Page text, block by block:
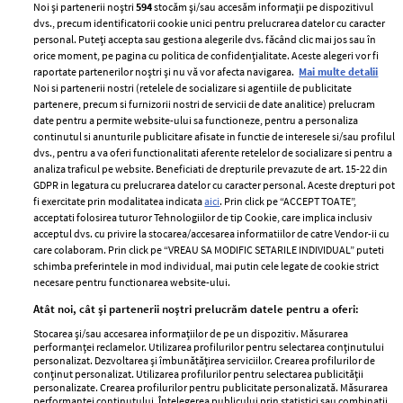
ELLE Style Awards
2024
Despre ELLE
Romania
Contact
Abonamente
Termeni si conditii
Politica de
confidențialitate
Politica de cookies
Publicitate
GSP
Unica
Baby
femei
Viva
Avantaje
Noi și partenerii noștri594stocăm și/sau accesăm informații pe dispozitivul
dvs., precum identificatorii cookie unici pentru prelucrarea datelor cu caracter
personal. Puteți accepta sau gestiona alegerile dvs. făcând clic mai jos sau în
orice moment, pe pagina cu politica de confidențialitate. Aceste alegeri vor fi
raportate partenerilor noștri și nu vă vor afecta navigarea. Mai multe detalii
Noi si partenerii nostri (retelele de socializare si agentiile de publicitate
partenere, precum si furnizorii nostri de servicii de date analitice) prelucram
date pentru a permite website-ului sa functioneze, pentru a personaliza
continutul si anunturile publicitare afisate in functie de interesele si/sau profilul
dvs., pentru a va oferi functionalitati aferente retelelor de socializare si pentru a
analiza traficul pe website. Beneficiati de drepturile prevazute de art. 15-22 din
GDPR in legatura cu prelucrarea datelor cu caracter personal. Aceste drepturi pot
fi exercitate prin modalitatea indicataaici. Prin click pe “ACCEPT TOATE”,
acceptati folosirea tuturor Tehnologiilor de tip Cookie, care implica inclusiv
acceptul dvs. cu privire la stocarea/accesarea informatiilor de catre Vendor-ii cu
care colaboram. Prin click pe “VREAU SA MODIFIC SETARILE INDIVIDUAL” puteti
schimba preferintele in mod individual, mai putin cele legate de cookie strict
necesare pentru functionarea website-ului.
Atât noi, cât și partenerii noștri prelucrăm datele pentru a oferi:
Stocarea și/sau accesarea informațiilor de pe un dispozitiv. Măsurarea
performanței reclamelor. Utilizarea profilurilor pentru selectarea conținutului
personalizat. Dezvoltarea și îmbunătățirea serviciilor. Crearea profilurilor de
conținut personalizat. Utilizarea profilurilor pentru selectarea publicității
personalizate. Crearea profilurilor pentru publicitate personalizată. Măsurarea